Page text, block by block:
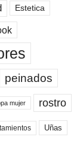
Estetica
peinados
mujer rostro
Uñas